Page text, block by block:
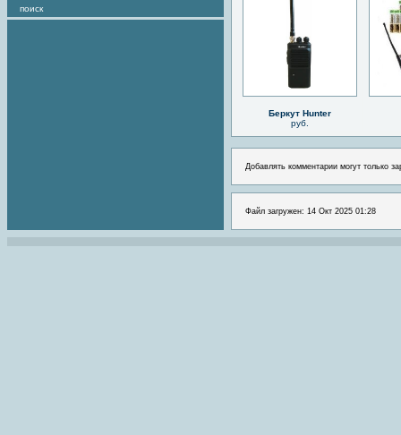
поиск
Беркут Hunter
руб.
Добавлять комментарии могут только
Файл загружен: 14 Окт 2025 01:28